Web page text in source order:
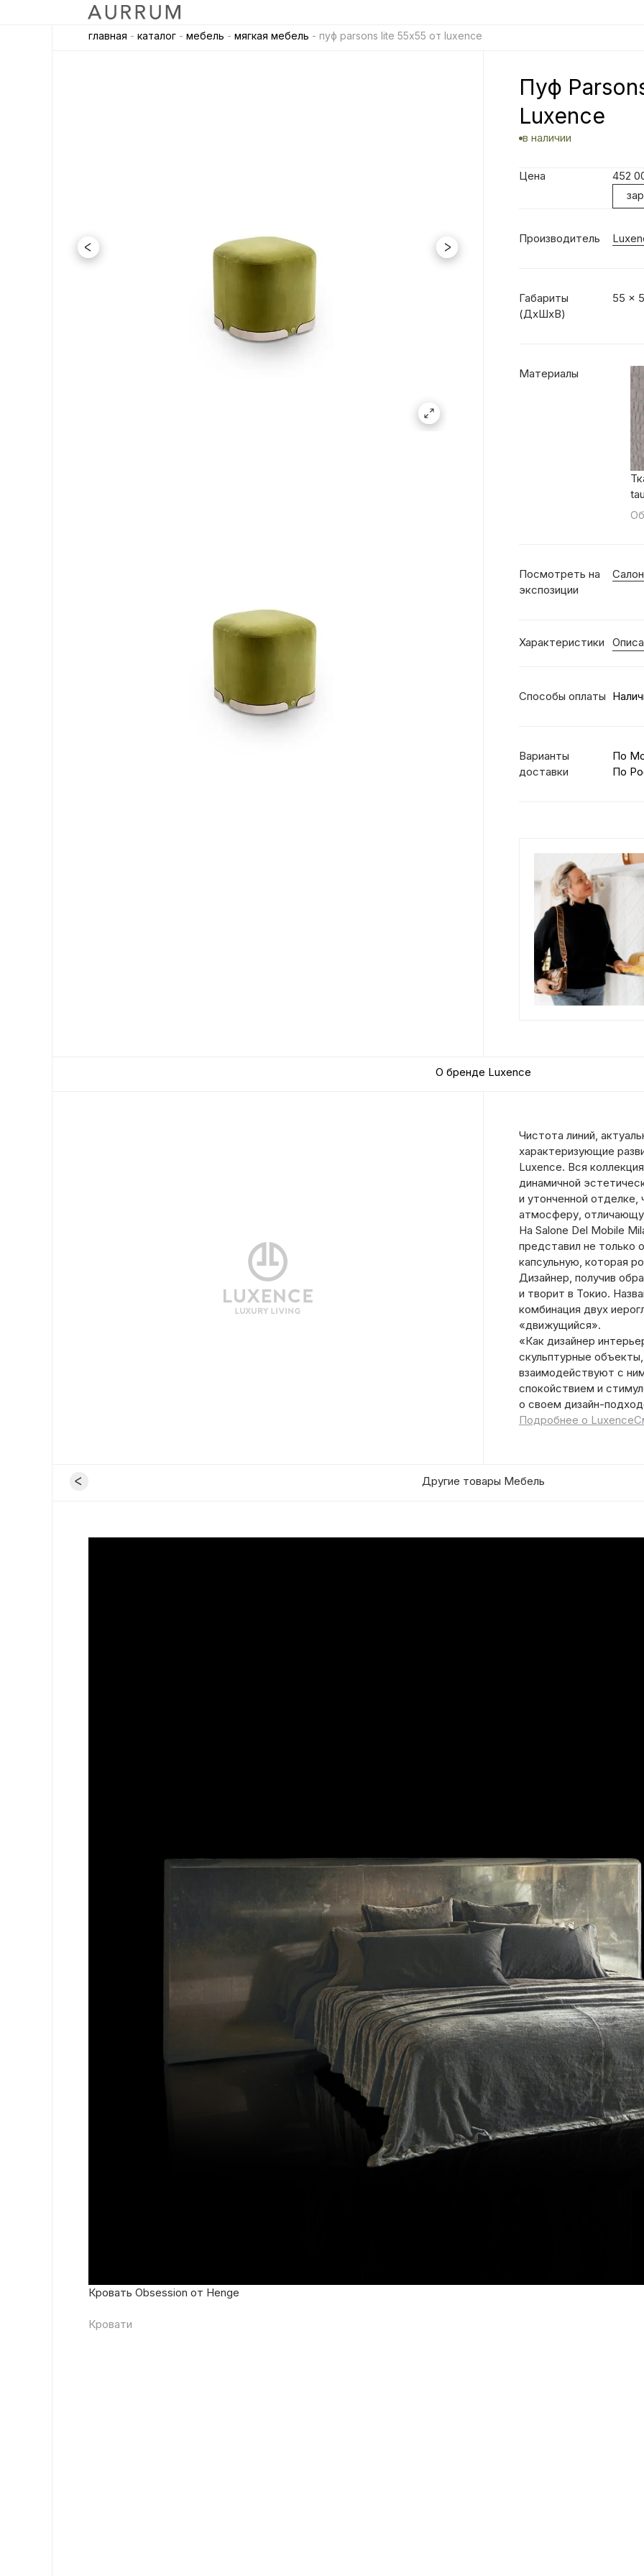
главная - каталог - мебель - мягкая мебель - пуф parsons lite 55х55 от luxence
Пуф
Luxence
в наличии
Цена 452
Производитель
Габариты
(ДхШхВ)
55 x
Материалы
Посмотреть на
экспозиции
Характеристики
Способы оплаты
Варианты
доставки
По
По
О бренде Luxence
Чистота линий,
характеризующие
Luxence. Вся
динамичной
и утонченной отделке,
атмосферу,
На Salone Del Mobile
представил не только
капсульную, которая
Дизайнер, получив
и творит в Токио.
комбинация двух
«движущийся».
«Как дизайнер
скульптурные
взаимодействуют с
спокойствием и
о своем дизайн-
Подробнее о Luxence
Другие товары Мебель
Кровать Obsession от Henge
Кровати